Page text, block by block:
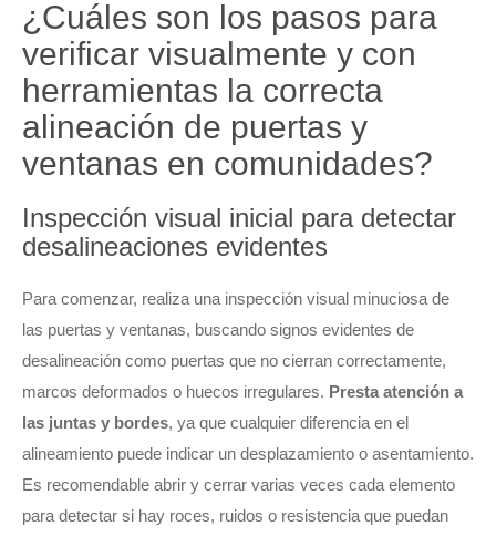
¿Cuáles son los pasos para
verificar visualmente y con
herramientas la correcta
alineación de puertas y
ventanas en comunidades?
Inspección visual inicial para detectar
desalineaciones evidentes
Para comenzar, realiza una inspección visual minuciosa de
las puertas y ventanas, buscando signos evidentes de
desalineación como puertas que no cierran correctamente,
marcos deformados o huecos irregulares. Presta atención a
las juntas y bordes, ya que cualquier diferencia en el
alineamiento puede indicar un desplazamiento o asentamiento.
Es recomendable abrir y cerrar varias veces cada elemento
para detectar si hay roces, ruidos o resistencia que puedan